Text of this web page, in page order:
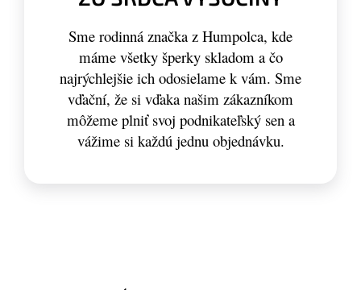
Sme rodinná značka z Humpolca, kde
máme všetky šperky skladom a čo
najrýchlejšie ich odosielame k vám. Sme
vďační, že si vďaka našim zákazníkom
môžeme plniť svoj podnikateľský sen a
vážime si každú jednu objednávku.